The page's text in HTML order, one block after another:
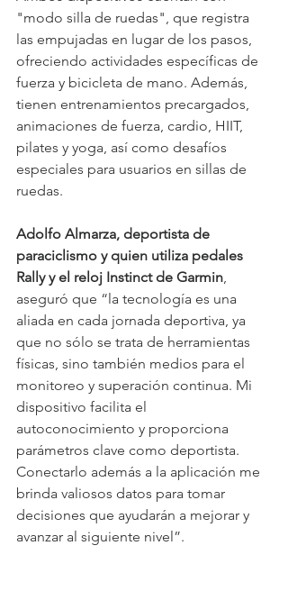
"modo silla de ruedas", que registra
las empujadas en lugar de los pasos,
ofreciendo actividades específicas de
fuerza y bicicleta de mano. Además,
tienen entrenamientos precargados,
animaciones de fuerza, cardio, HIIT,
pilates y yoga, así como desafíos
especiales para usuarios en sillas de
ruedas.
Adolfo Almarza, deportista de
paraciclismo y quien utiliza pedales
Rally y el reloj Instinct de Garmin
aseguró que “la tecnología es una
aliada en cada jornada deportiva, ya
que no sólo se trata de herramientas
físicas, sino también medios para el
monitoreo y superación continua. Mi
dispositivo facilita el
autoconocimiento y proporciona
parámetros clave como deportista.
Conectarlo además a la aplicación me
brinda valiosos datos para tomar
decisiones que ayudarán a mejorar y
avanzar al siguiente nivel”.